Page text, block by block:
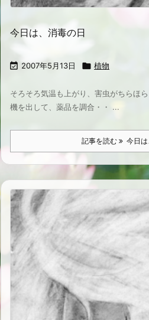
今日は、消毒の日
 2007年5月13日  植物
そろそろ気温も上がり、害虫がちらほ
機を出して、薬品を調合・・ ...
記事を読む 今日